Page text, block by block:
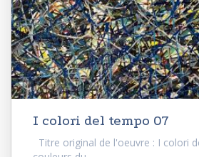
I colori del tempo 07
Titre original de l'oeuvre : I colori